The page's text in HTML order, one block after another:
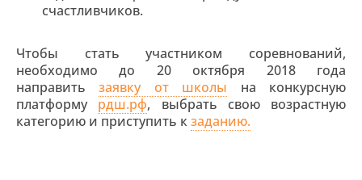
счастливчиков.
Чтобы стать участником соревнований,
необходимо до 20 октября 2018 года
направитьзаявку от школы на конкурсную
платформу рдш.рф, выбрать свою возрастную
категорию и приступить кзаданию.